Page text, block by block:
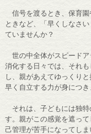
信号を渡るとき、保育園
ときなど、「早くしなさ
ていませんか？
世の中全体がスピードア
消化する日々では、それ
し、親があえてゆっくり
早く自立する力が身につき
それは、子どもには独特
す。親がこの感覚を遮っ
己管理が苦手になってし